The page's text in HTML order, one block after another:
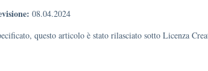
08.04.2024
questo articolo è stato rilasciato sotto Licenza